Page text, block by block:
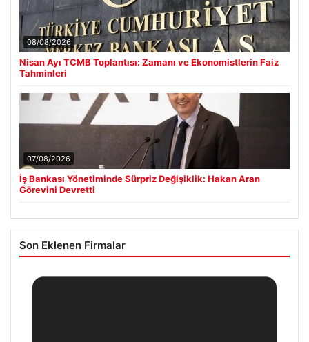
08/08/2026
Nisan Ayı TCMB Toplantısı: Zamanı ve Ekonomistlerin Faiz
Tahminleri
07/08/2026
İş Bankası Yönetiminde Sürpriz Değişiklik: Hakan Aran
Görevini Devretti
Son Eklenen Firmalar